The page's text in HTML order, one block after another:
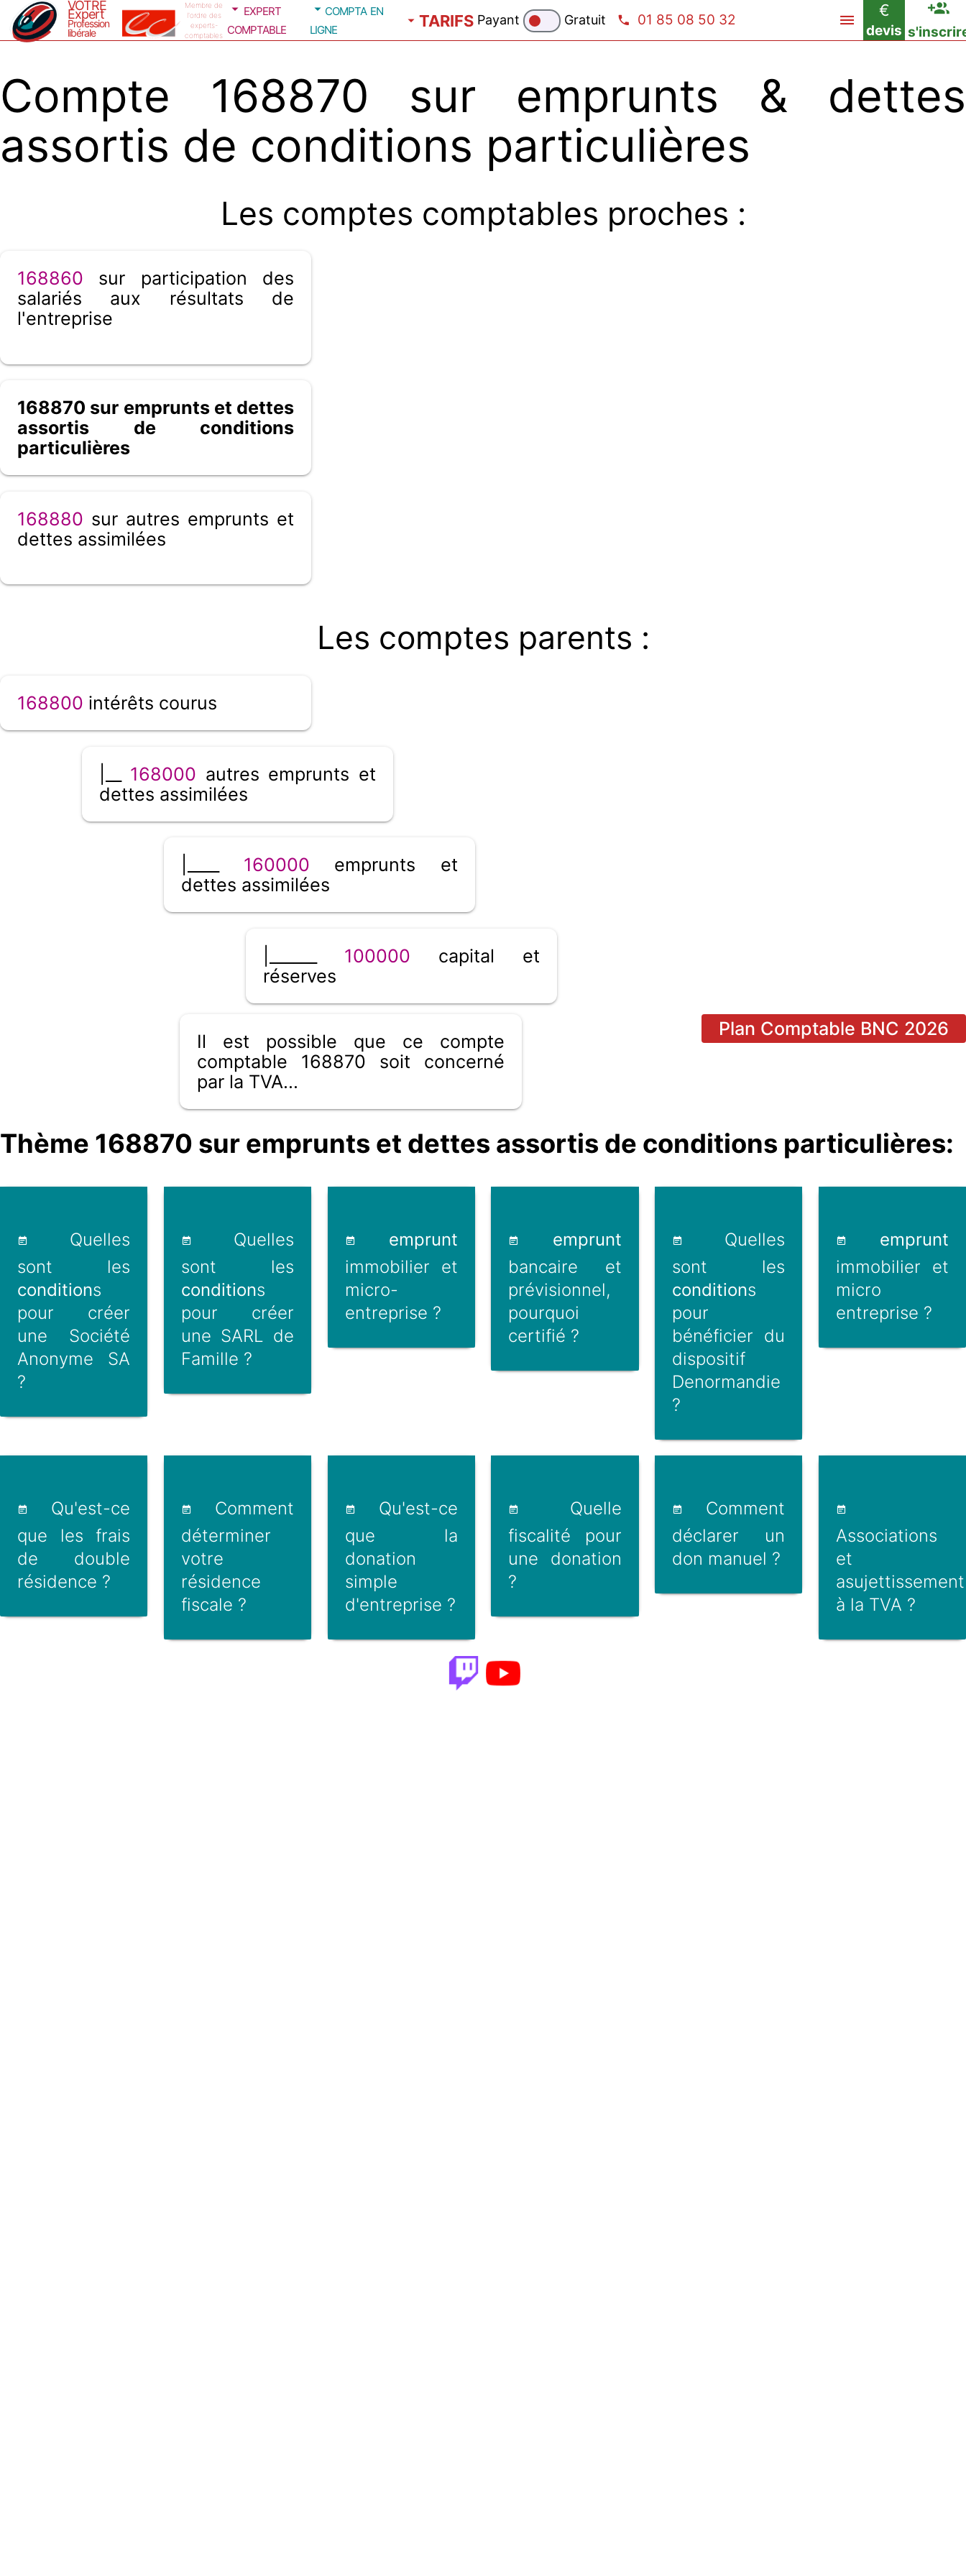
VOTRE
Expert
Profession
libérale
Membre de
l'ordre des
experts-
comptables
expert
comptable
compta en
ligne
TARIFS Payant Gratuit 01 85 08 50 32
€
devis
Compte 168870 sur emprunts & dettes
assortis de conditions particulières
Les comptes comptables proches :
168860 sur participation des
salariés aux résultats de
l'entreprise
168870 sur emprunts et dettes
assortis de conditions
particulières
168880 sur autres emprunts et
dettes assimilées
Les comptes parents :
168800 intérêts courus
168000 autres emprunts et
dettes assimilées
160000 emprunts et
dettes assimilées
100000 capital et
réserves
Plan Comptable BNC 2026
Il est possible que ce compte
comptable 168870 soit concerné
par la TVA...
Thème 168870 sur emprunts et dettes assortis de conditions particulières:
Quelles
sont les
conditions
pour créer
une Société
Anonyme SA
?
Quelles
sont les
conditions
pour créer
une SARL de
Famille ?
emprunt
immobilier et
micro-
entreprise ?
emprunt
bancaire et
prévisionnel,
pourquoi
certifié ?
Quelles
sont les
conditions
pour
bénéficier du
dispositif
Denormandie
?
emprunt
immobilier et
micro
entreprise ?
Qu'est-ce
que les frais
de double
résidence ?
Comment
déterminer
votre
résidence
fiscale ?
Qu'est-ce
que la
donation
simple
d'entreprise ?
Quelle
fiscalité pour
une donation
?
Comment
déclarer un
don manuel ?
Associations
et
asujettissement
à la TVA ?